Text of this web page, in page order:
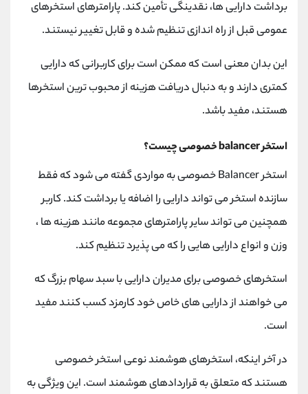
برداشت دارایی ها، نقدینگی تأمین کند. پارامترهای استخرهای
عمومی قبل از راه اندازی تنظیم شده و قابل تغییر نیستند.
این بدان معنی است که ممکن است برای کاربرانی که دارایی
کمتری دارند و به دنبال دریافت هزینه از محبوب ترین استخرها
هستند، مفید باشد.
استخر balancer خصوصی چیست؟
استخر Balancer خصوصی به مواردی گفته می شود که فقط
سازنده استخر می تواند دارایی را اضافه یا برداشت کند. کاربر
همچنین می تواند سایر پارامترهای مجموعه مانند هزینه ها ،
وزن و انواع دارایی هایی را که می پذیرد تنظیم کند.
استخرهای خصوصی برای مدیران دارایی با سبد سهام بزرگ که
می خواهند از دارایی های خاص خود کارمزد کسب کنند مفید
است.
در آخر اینکه، استخرهای هوشمند نوعی استخر خصوصی
هستند که متعلق به قراردادهای هوشمند است. این ویژگی به